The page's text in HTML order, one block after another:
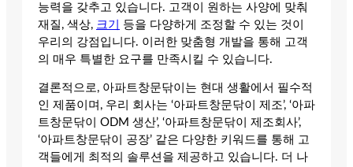
능력을 갖추고 있습니다. 고객이 원하는 사양에 맞춰
재질, 색상, 크기
등을 다양하게 조정할 수 있는 것이
우리의 강점입니다. 이러한 맞춤형 개발을 통해 고객
의 매우 특별한 요구를 만족시킬 수 있습니다.
결론적으로, 아파트창문닦이는 현대 생활에서 필수적
인 제품이며, 우리 회사는 ‘아파트창문닦이 제조’, ‘아파
트창문닦이 ODM 생산’, ‘아파트창문닦이 제조회사’,
‘아파트창문닦이 공장’ 같은 다양한 키워드를 통해 고
객들에게 최적의 솔루션을 제공하고 있습니다. 더 나